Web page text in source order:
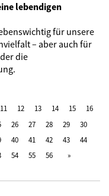
lebendigen
für unsere
– aber auch für
die
11 12 13 14 15
16
26 27 28 29
30
40 41 42 43
44
54 55 56